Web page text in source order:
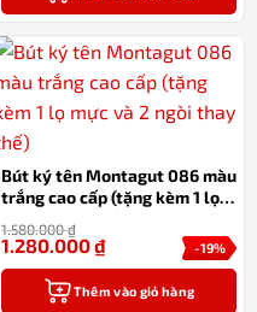
Bút ký tên Montagut 086 màu
trắng cao cấp (tặng kèm 1 lọ
1.580.000₫
-19%
1.280.000₫
Thêm vào giỏ hàng